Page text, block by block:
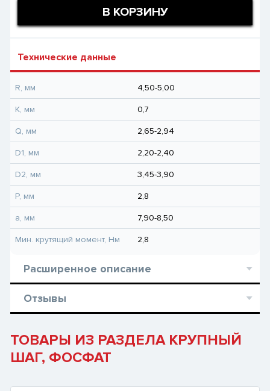
В КОРЗИНУ
Технические данные
R, мм 4,50-5,00
K, мм 0,7
Q, мм 2,65-2,94
D1, мм 2,20-2,40
D2, мм 3,45-3,90
P, мм 2,8
a, мм 7,90-8,50
Мин. крутящий момент, Hм 2,8
Расширенное описание
Отзывы
ТОВАРЫ ИЗ РАЗДЕЛА КРУПНЫЙ
ШАГ, ФОСФАТ